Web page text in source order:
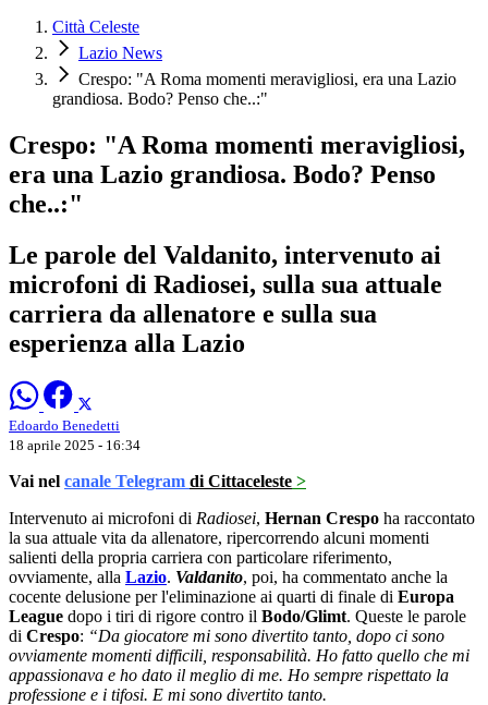
Città Celeste
Lazio News
Crespo: "A Roma momenti meravigliosi, era una Lazio
grandiosa. Bodo? Penso che..:"
Crespo: "A Roma momenti meravigliosi,
era una Lazio grandiosa. Bodo? Penso
che..:"
Le parole del Valdanito, intervenuto ai
microfoni di Radiosei, sulla sua attuale
carriera da allenatore e sulla sua
esperienza alla Lazio
Edoardo Benedetti
18 aprile 2025 - 16:34
Vai nel canale Telegram di Cittaceleste >
Intervenuto ai microfoni di Radiosei, Hernan Crespo ha raccontato
la sua attuale vita da allenatore, ripercorrendo alcuni momenti
salienti della propria carriera con particolare riferimento,
ovviamente, alla Lazio. Valdanito, poi, ha commentato anche la
cocente delusione per l'eliminazione ai quarti di finale di Europa
League dopo i tiri di rigore contro il Bodo/Glimt. Queste le parole
di Crespo: “Da giocatore mi sono divertito tanto, dopo ci sono
ovviamente momenti difficili, responsabilità. Ho fatto quello che mi
appassionava e ho dato il meglio di me. Ho sempre rispettato la
professione e i tifosi. E mi sono divertito tanto.